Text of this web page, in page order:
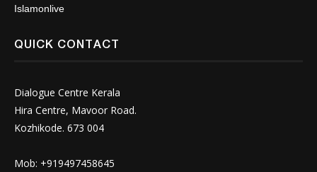
Islamonlive
QUICK CONTACT
Dialogue Centre Kerala
Hira Centre, Mavoor Road.
Kozhikode. 673 004
Mob: +919497458645